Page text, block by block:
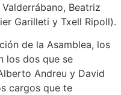
Beatriz
Garilleti y Txell Ripoll).
de la Asamblea, los
los dos que se
Andreu y David
cargos que te